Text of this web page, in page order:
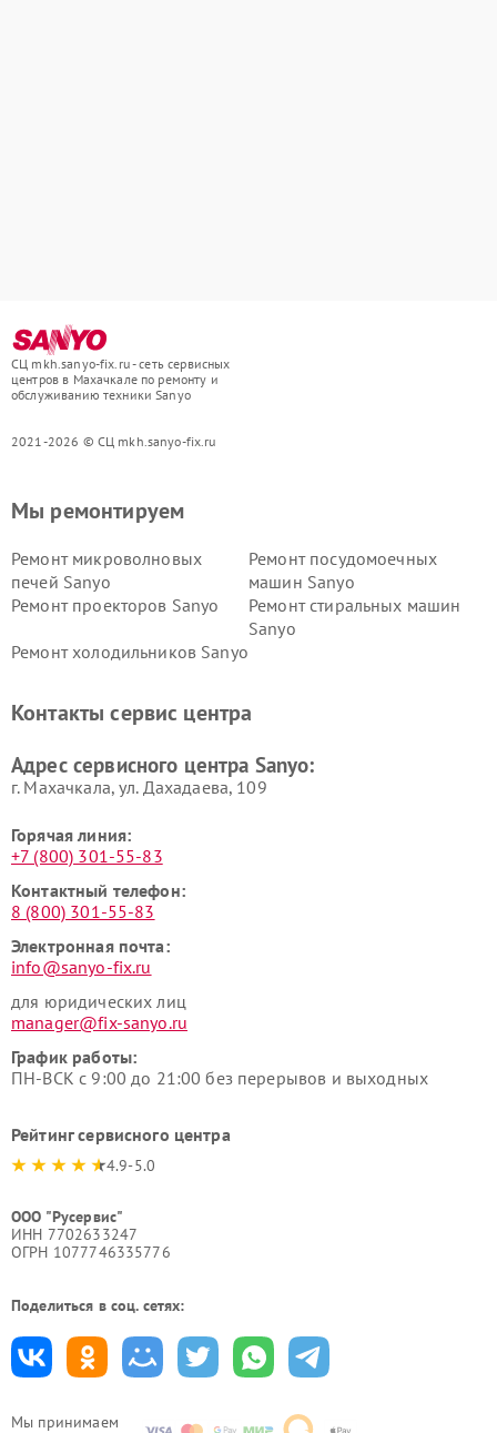
СЦ mkh.sanyo-fix.ru - сеть сервисных
центров в Махачкале по ремонту и
обслуживанию техники Sanyo
2021-2026 © СЦ mkh.sanyo-fix.ru
Мы принимаем
Мы ремонтируем
Ремонт микроволновых
печей Sanyo
Ремонт посудомоечных
машин Sanyo
Ремонт проекторов Sanyo
Ремонт стиральных машин
Sanyo
Ремонт холодильников Sanyo
Контакты сервис центра
Адрес сервисного центра Sanyo:
г. Махачкала, ул. Дахадаева, 109
Горячая линия:
+7 (800) 301-55-83
Контактный телефон:
8 (800) 301-55-83
Электронная почта:
info@sanyo-fix.ru
для юридических лиц
manager@fix-sanyo.ru
График работы:
ПН-ВСК с 9:00 до 21:00 без перерывов и выходных
Рейтинг сервисного центра
4.9-5.0
ООО "Русервис"
ИНН 7702633247
ОГРН 1077746335776
Поделиться в соц. сетях: